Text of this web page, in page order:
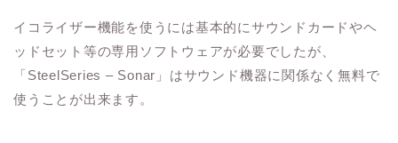
イコライザー機能を使うには基本的にサウンドカードやヘ
ッドセット等の専用ソフトウェアが必要でしたが、
「SteelSeries – Sonar」はサウンド機器に関係なく無料で
使うことが出来ます。